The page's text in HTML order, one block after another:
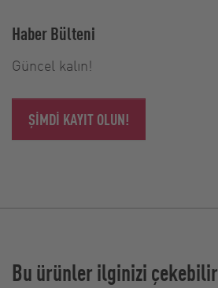
Haber Bülteni
Güncel kalın!
ŞIMDI KAYIT OLUN!
Bu ürünler ilginizi çekebilir